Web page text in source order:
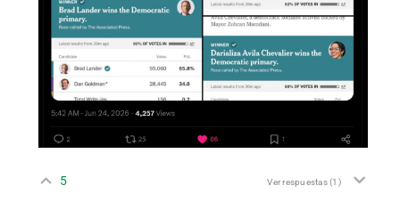
5 Ver respuestas(1)